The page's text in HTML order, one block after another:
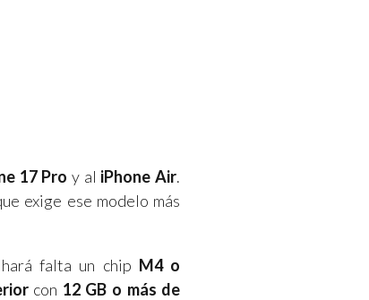
17 Pro y al iPhone Air.
exige ese modelo más
falta un chip M4 o
con 12 GB o más de